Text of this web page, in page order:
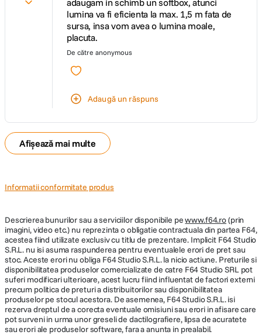
adaugam in schimb un softbox, atunci
lumina va fi eficienta la max. 1,5 m fata de
sursa, insa vom avea o lumina moale,
placuta.
De către anonymous
Adaugă un răspuns
Afișează mai multe
Informatii conformitate produs
Descrierea bunurilor sau a serviciilor disponibile pewww.f64.ro(prin
imagini, video etc.) nu reprezinta o obligatie contractuala din partea F64,
acestea fiind utilizate exclusiv cu titlu de prezentare. Implicit F64 Studio
S.R.L. nu isi asuma raspunderea pentru eventualele erori de pret sau
stoc. Aceste erori nu obliga F64 Studio S.R.L. la nicio actiune. Preturile si
disponibilitatea produselor comercializate de catre F64 Studio SRL pot
suferi modificari ulterioare, acest lucru fiind influentat de factori externi
precum politica de preturi a distribuitorilor sau disponibilitatea
produselor pe stocul acestora. De asemenea, F64 Studio S.R.L. isi
rezerva dreptul de a corecta eventuale omisiuni sau erori in afisare care
pot surveni in urma unor greseli de dactilografiere, lipsa de acuratete
sau erori ale produselor software, fara a anunta in prealabil.